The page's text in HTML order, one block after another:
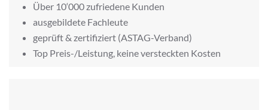
Über 10‘000 zufriedene Kunden
ausgebildete Fachleute
geprüft & zertifiziert (ASTAG-Verband)
Top Preis-/Leistung, keine versteckten Kosten